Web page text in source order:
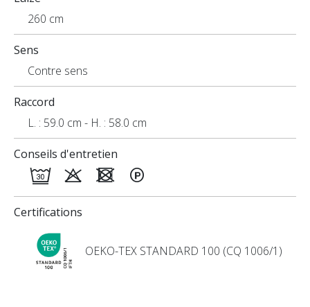
260 cm
Sens
Contre sens
Raccord
L. : 59.0 cm - H. : 58.0 cm
Conseils d'entretien
Certifications
OEKO-TEX STANDARD 100 (CQ 1006/1)